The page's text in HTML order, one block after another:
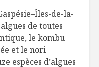
de-la-
de toutes
le kombu
et le nori
espèces d’algues